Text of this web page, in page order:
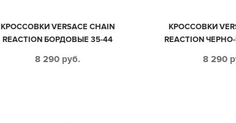
КРОССОВКИ VERSACE CHAIN
REACTION БОРДОВЫЕ 35-44
8 290 руб.
КРОССОВКИ
REACTION
8 290